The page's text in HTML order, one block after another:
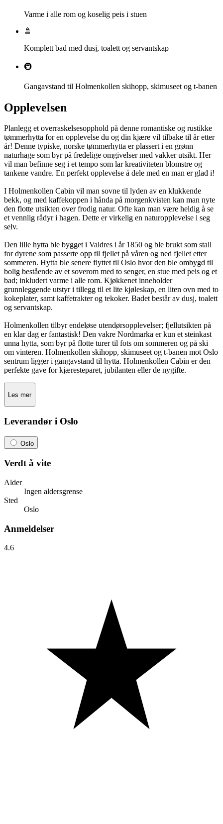
Varme i alle rom og koselig peis i stuen
🚿
Komplett bad med dusj, toalett og servantskap
🚇
Gangavstand til Holmenkollen skihopp, skimuseet og t-banen
Opplevelsen
Planlegg et overraskelsesopphold på denne romantiske og rustikke
tømmerhytta for en opplevelse du og din kjære vil tilbake til år etter
år! Denne typiske, norske tømmerhytta er plassert i en grønn
naturhage som byr på fredelige omgivelser med vakker utsikt. Her
vil man befinne seg i et tempo som lar kreativiteten blomstre og
tankene vandre. En perfekt opplevelse å dele med en man er glad i!
I Holmenkollen Cabin vil man sovne til lyden av en klukkende
bekk, og med kaffekoppen i hånda på morgenkvisten kan man nyte
den flotte utsikten over frodig natur. Ofte kan man være heldig å se
et vennlig rådyr i hagen. Dette er virkelig en naturopplevelse i seg
selv.
Den lille hytta ble bygget i Valdres i år 1850 og ble brukt som stall
for dyrene som passerte opp til fjellet på våren og ned fjellet etter
sommeren. Hytta ble senere flyttet til Oslo hvor den ble ombygd til
bolig bestående av et soverom med to senger, en stue med peis og et
bad; inkludert varme i alle rom. Kjøkkenet inneholder
grunnleggende utstyr i tillegg til et lite kjøleskap, en liten ovn med to
kokeplater, samt kaffetrakter og tekoker. Badet består av dusj, toalett
og servantskap.
Holmenkollen tilbyr endeløse utendørsopplevelser; fjellutsikten på
en klar dag er fantastisk! Den vakre Nordmarka er kun et steinkast
unna hytta, som byr på flotte turer til fots om sommeren og på ski
om vinteren. Holmenkollen skihopp, skimuseet og t-banen mot Oslo
sentrum ligger i gangavstand til hytta. Holmenkollen Cabin er den
perfekte gave for kjæresteparet, jubilanten eller de nygifte.
Les mer
Leverandør i Oslo
Oslo
Verdt å vite
Alder
Ingen aldersgrense
Sted
Oslo
Anmeldelser
4.6